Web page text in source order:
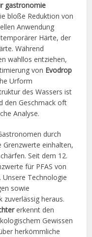
gastronomie
bloße Reduktion von
Anwendung
Härte, der
Während
wahllos entziehen,
von Evodrop
Urform
des Wassers ist
den Geschmack oft
Analyse.
durch
Grenzwerte einhalten,
Seit dem 12.
für PFAS von
Technologie
sowie
heraus.
erkennt den
Gewissen
herkömmliche